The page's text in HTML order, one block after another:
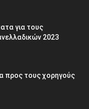
για τους
2023
προς τους χορηγούς